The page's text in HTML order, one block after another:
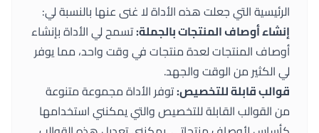
الرئيسية التي جعلت هذه الأداة لا غنى عنها بالنسبة لي:
إنشاء أوصاف المنتجات بالجملة:تسمح لي الأداة بإنشاء
أوصاف المنتجات لعدة منتجات في وقت واحد، مما يوفر
لي الكثير من الوقت والجهد.
قوالب قابلة للتخصيص:توفر الأداة مجموعة متنوعة
من القوالب القابلة للتخصيص والتي يمكنني استخدامها